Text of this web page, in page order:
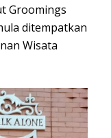
Groomings
ditempatkan
Wisata